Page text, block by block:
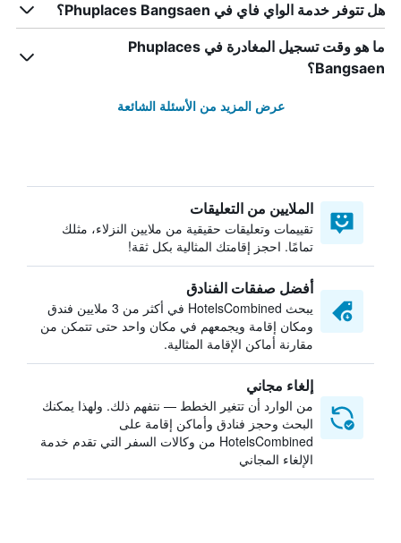
هل تتوفر خدمة الواي فاي في Phuplaces Bangsaen؟
ما هو وقت تسجيل المغادرة في Phuplaces
Bangsaen؟
عرض المزيد من الأسئلة الشائعة
الملايين من التعليقات
تقييمات وتعليقات حقيقية من ملايين النزلاء، مثلك
تمامًا. احجز إقامتك المثالية بكل ثقة!
أفضل صفقات الفنادق
يبحث HotelsCombined في أكثر من 3 ملايين فندق
ومكان إقامة ويجمعهم في مكان واحد حتى تتمكن من
مقارنة أماكن الإقامة المثالية.
إلغاء مجاني
من الوارد أن تتغير الخطط — نتفهم ذلك. ولهذا يمكنك
البحث وحجز فنادق وأماكن إقامة على
HotelsCombined من وكالات السفر التي تقدم خدمة
الإلغاء المجاني